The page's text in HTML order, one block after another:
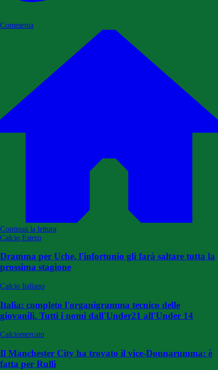
Commenta
Continua la lettura
Calcio Estero
Dramma per Uche, l'infortunio gli farà saltare tutta la
prossima stagione
Calcio Italiano
Italia: completo l'organigramma tecnico delle
giovanili. Tutti i nomi dall'Under21 all'Under 14
Calciomercato
Il Manchester City ha trovato il vice-Donnarumma: è
fatta per Rulli